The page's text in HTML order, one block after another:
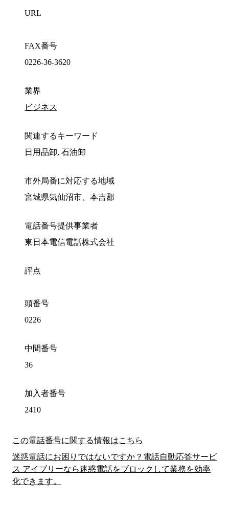
URL
FAX番号
0226-36-3620
業界
ビジネス
関連するキーワード
日用品卸, 石油卸
市外局番に対応する地域
宮城県気仙沼市、本吉郡
電話番号提供事業者
東日本電信電話株式会社
評点
頭番号
0226
中間番号
36
加入者番号
2410
この電話番号に関する情報はこちら
迷惑電話にお困りではないですか？電話自動応答サービ
ス アイブリーなら迷惑電話をブロックして業務を効率
化できます。